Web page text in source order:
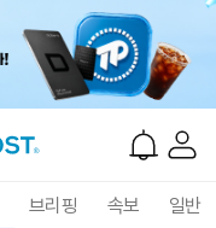
브리핑 속보 일반
₩105,125(+2.87%)